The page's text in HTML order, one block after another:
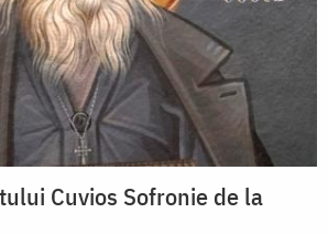
Cuvios Sofronie de la